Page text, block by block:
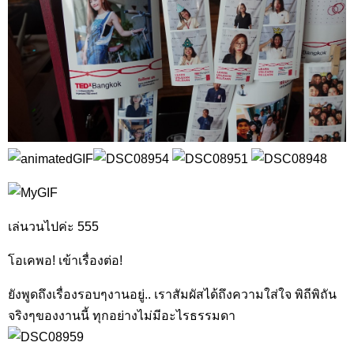
เล่นวนไปค่ะ 555
โอเคพอ! เข้าเรื่องต่อ!
ยังพูดถึงเรื่องรอบๆงานอยู่.. เราสัมผัสได้ถึงความใส่ใจ พิถีพิถัน
จริงๆของงานนี้ ทุกอย่างไม่มีอะไรธรรมดา